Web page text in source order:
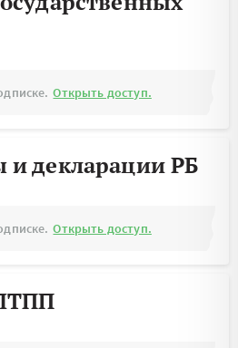
Открыть доступ.
и декларации РБ
Открыть доступ.